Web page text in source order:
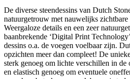
De diverse steendessins van Dutch
natuurgetrouw met nauwelijks
Weergaloze details en een zeer
baanbrekende ‘Digital Print
dessins o.a. de voegen voelbaar zijn.
opzichten meer dan compleet! De
sterk genoeg om lichte verschillen in de
en elastisch genoeg om eventuele